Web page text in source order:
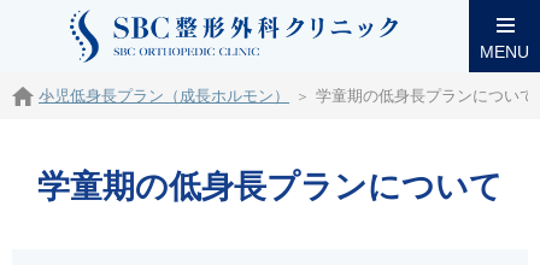
MENU
小児低身長プラン（成長ホルモン） 学童期の低身長プランについて
学童期の低身長プランについて